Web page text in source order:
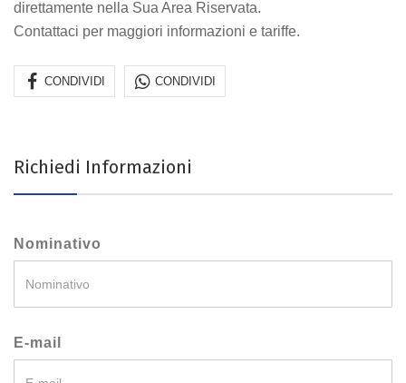
direttamente nella Sua Area Riservata.
Contattaci per maggiori informazioni e tariffe.
CONDIVIDI CONDIVIDI
Richiedi Informazioni
Nominativo
E-mail